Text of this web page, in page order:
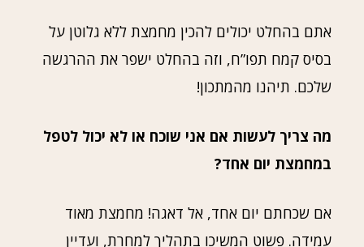
אתם בהחלט יכולים להכין מחמצת ללא גלוטן על
בסיס קמח תפו”ח, וזה בהחלט ישפר את ההרגשה
שלכם. תיהנו מהמתכון!
מה צריך לעשות אם אני שוכח או לא יכול לטפל
במחמצת יום אחד?
אם שכחתם יום אחד, אל דאגה! מחמצת מאוד
עמידה. פשוט המשיכו בתהליך למחרת, ועדיין